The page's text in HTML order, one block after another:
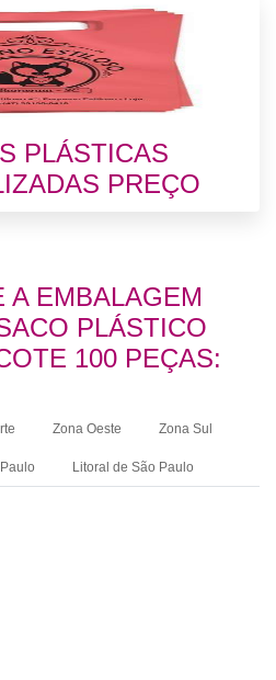
PLÁSTICAS
PREÇO
A EMBALAGEM
PLÁSTICO
100 PEÇAS:
Zona Oeste Zona Sul
Litoral de São Paulo